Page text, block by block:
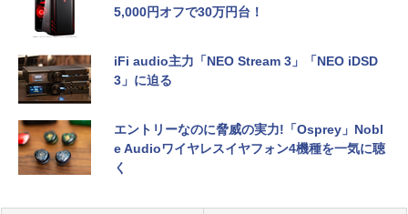
5,000円オフで30万円台！
iFi audio主力「NEO Stream 3」「NEO iDSD
3」に迫る
エントリーなのに脅威の実力!「Osprey」Nobl
e Audioワイヤレスイヤフォン4機種を一気に聴
く